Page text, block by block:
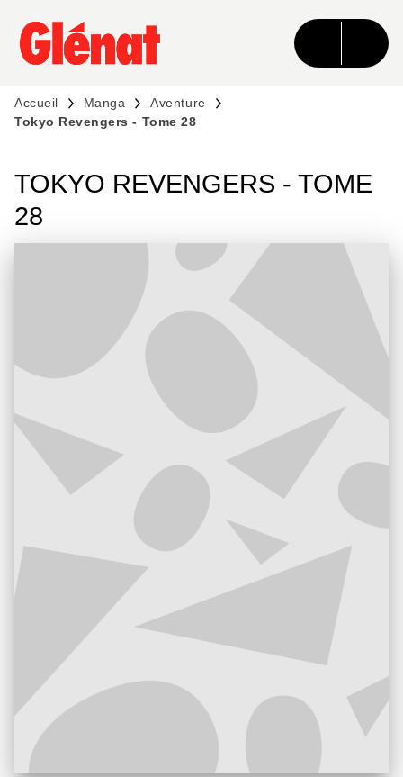
MENU RECHERCHE CONTENU
PIED DE PAGE
Accueil Manga
Aventure
Tokyo Revengers - Tome 28
TOKYO REVENGERS - TOME
28